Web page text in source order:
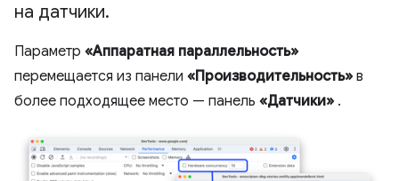
на датчики.
Параметр «Аппаратная параллельность»
перемещается из панели «Производительность» в
более подходящее место — панель «Датчики» .